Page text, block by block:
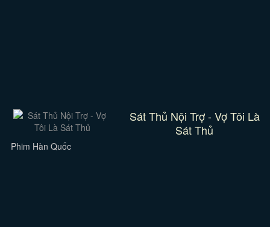
Sát Thủ Nội Trợ - Vợ Tôi Là
Sát Thủ
Phim Hàn Quốc